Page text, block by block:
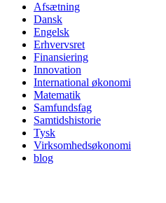
Afsætning
Dansk
Engelsk
Erhvervsret
Finansiering
Innovation
International økonomi
Matematik
Samfundsfag
Samtidshistorie
Tysk
Virksomhedsøkonomi
blog